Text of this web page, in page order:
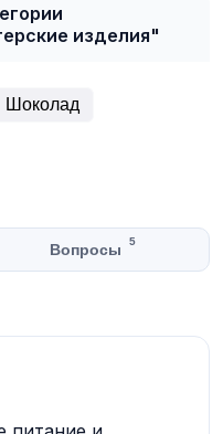
изделия"
Шоколад
Вопросы 5